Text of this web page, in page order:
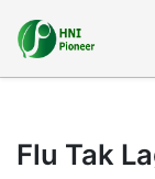
Flu Tak